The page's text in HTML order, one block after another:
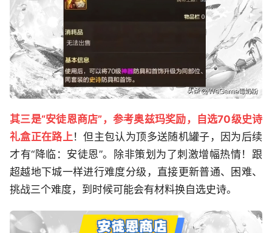
其三是“安徒恩商店”，参考奥兹玛奖励，自选70级史诗
礼盒正在路上！但主包认为顶多送随机罐子，因为后续
才有“降临：安徒恩”。除非策划为了刺激增幅热情！跟
超越地下城一样进行难度分级，直接更新普通、困难、
挑战三个难度，到时候可能会有材料换自选史诗。